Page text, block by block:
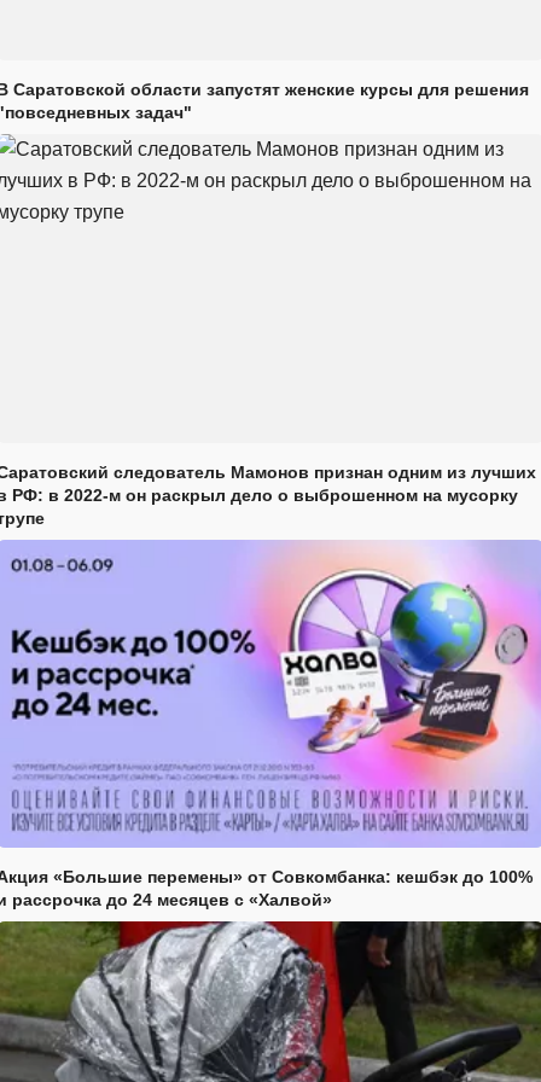
Саратовской области запустят женские курсы для решения
задач"
следователь Мамонов признан одним из лучших
РФ: в 2022-м он раскрыл дело о выброшенном на мусорку
«Большие перемены» от Совкомбанка: кешбэк до 100%
рассрочка до 24 месяцев с «Халвой»